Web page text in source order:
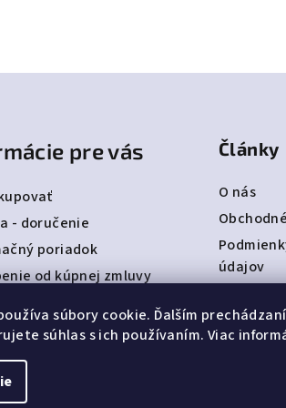
súbory cookie. Ďalším
súhlas s ich používaním. Viac
pre vás
- doručenie
poriadok
od kúpnej zmluvy
Články
O nás
údajov